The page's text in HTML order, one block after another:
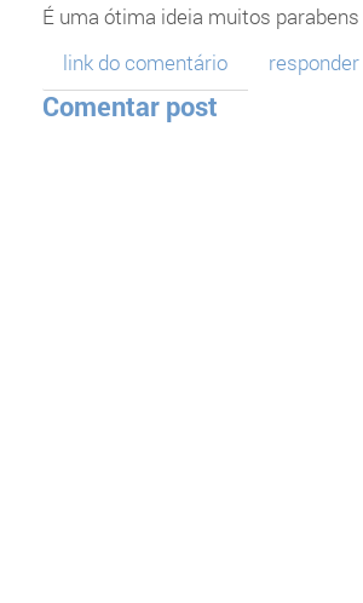
É uma ótima ideia muitos
link do comentário
responder
Comentar post